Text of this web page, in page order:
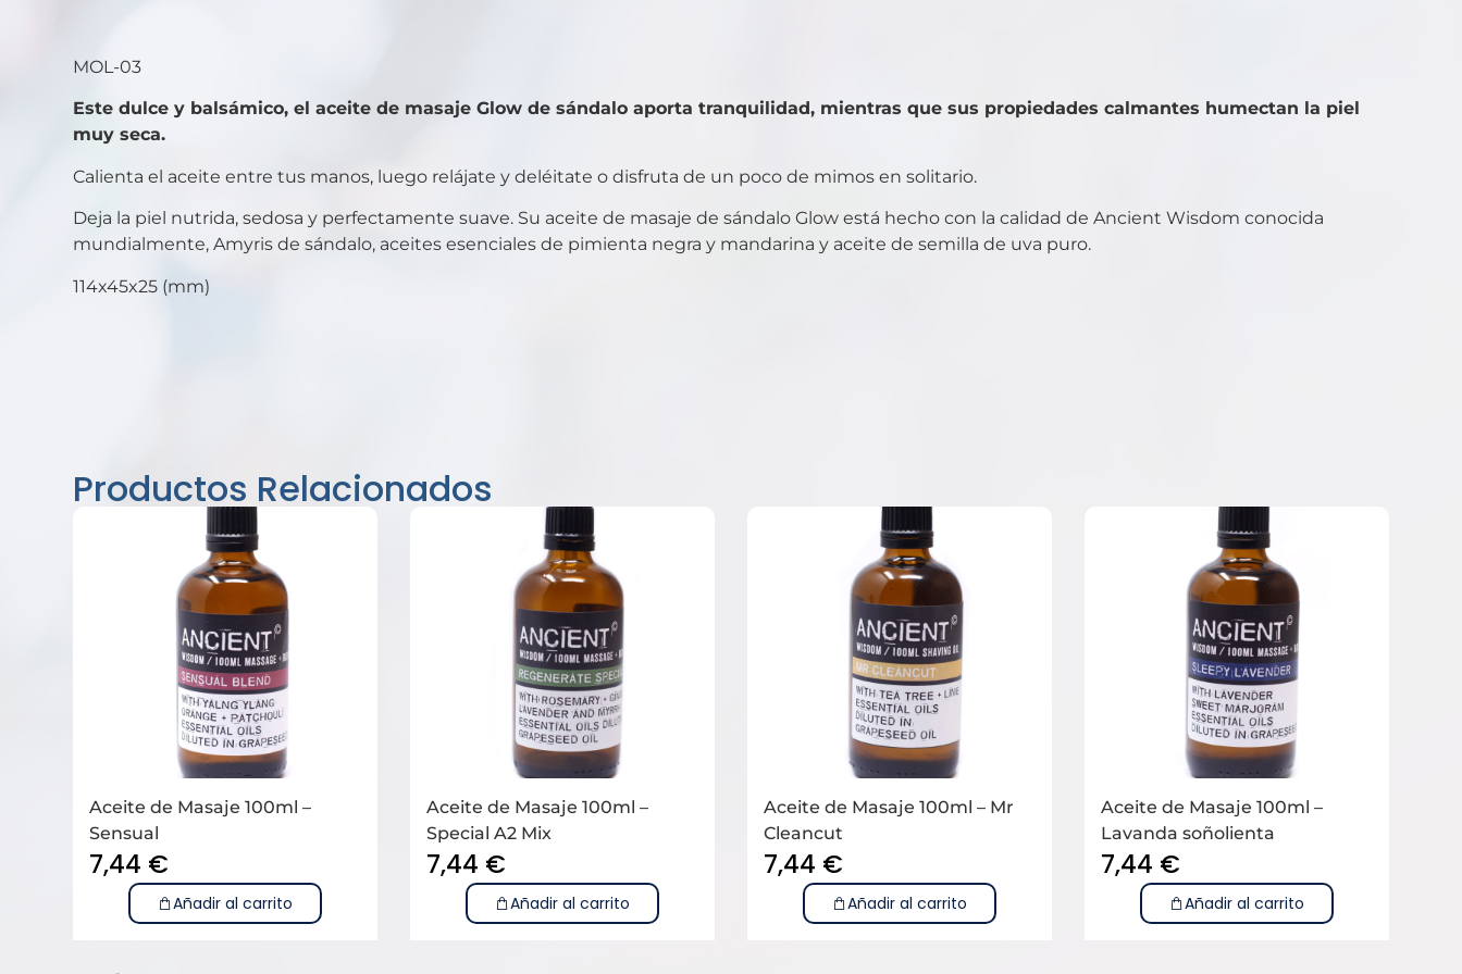
MOL-03
Este dulce y balsámico, el aceite de masaje Glow de sándalo aporta tranquilidad, mientras que sus propiedades calmantes humectan la piel
muy seca.
Calienta el aceite entre tus manos, luego relájate y deléitate o disfruta de un poco de mimos en solitario.
Deja la piel nutrida, sedosa y perfectamente suave. Su aceite de masaje de sándalo Glow está hecho con la calidad de Ancient Wisdom conocida
mundialmente, Amyris de sándalo, aceites esenciales de pimienta negra y mandarina y aceite de semilla de uva puro.
114x45x25 (mm)
Productos Relacionados
Aceite de Masaje 100ml –
Sensual
7,44 €
Añadir al carrito
Aceite de Masaje 100ml –
Special A2 Mix
7,44 €
Añadir al carrito
Aceite de Masaje 100ml – Mr
Cleancut
7,44 €
Añadir al carrito
Aceite de Masaje 100ml –
Lavanda soñolienta
7,44 €
Añadir al carrito